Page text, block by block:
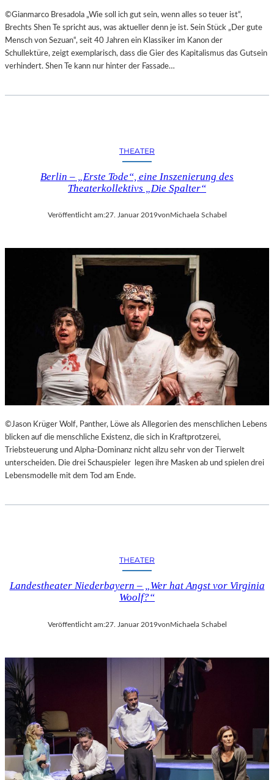
©Gianmarco Bresadola „Wie soll ich gut sein, wenn alles so teuer ist“,
Brechts Shen Te spricht aus, was aktueller denn je ist. Sein Stück „Der gute
Mensch von Sezuan“, seit 40 Jahren ein Klassiker im Kanon der
Schullektüre, zeigt exemplarisch, dass die Gier des Kapitalismus das Gutsein
verhindert. Shen Te kann nur hinter der Fassade…
THEATER
Berlin – „Erste Tode“, eine Inszenierung des
Theaterkollektivs „Die Spalter“
Veröffentlicht am:27. Januar 2019vonMichaela Schabel
©Jason Krüger Wolf, Panther, Löwe als Allegorien des menschlichen Lebens
blicken auf die menschliche Existenz, die sich in Kraftprotzerei,
Triebsteuerung und Alpha-Dominanz nicht allzu sehr von der Tierwelt
unterscheiden. Die drei Schauspieler legen ihre Masken ab und spielen drei
Lebensmodelle mit dem Tod am Ende.
THEATER
Landestheater Niederbayern – „Wer hat Angst vor Virginia
Woolf?“
Veröffentlicht am:27. Januar 2019vonMichaela Schabel